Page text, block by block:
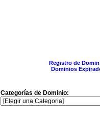
Registro de
Dominios
Categorías de Dominio: